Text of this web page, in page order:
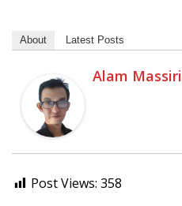
About Latest Posts
Alam Massiri
Post Views: 358